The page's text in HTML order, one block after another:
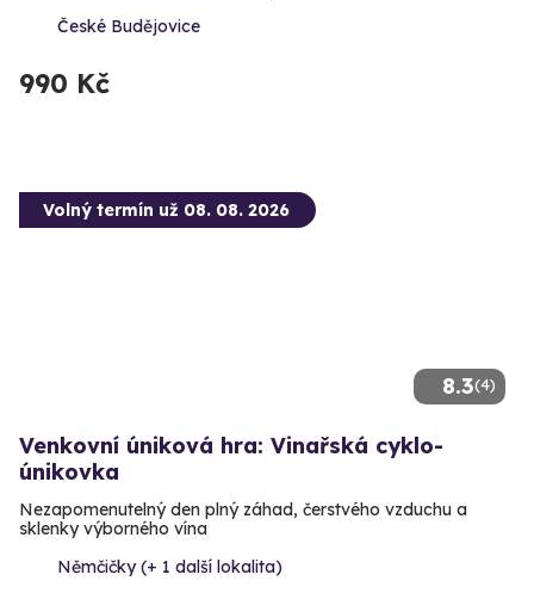
České Budějovice
990 Kč
8.3(4)
Volný termín už 08. 08. 2026
Venkovní úniková hra: Vinařská cyklo-
únikovka
Nezapomenutelný den plný záhad, čerstvého vzduchu a
sklenky výborného vína
Němčičky (+ 1 další lokalita)